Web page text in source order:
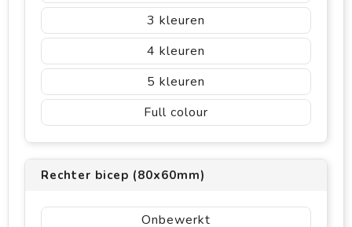
3
4
5
Full colour
Rechter bicep (80x60mm)
Onbewerkt